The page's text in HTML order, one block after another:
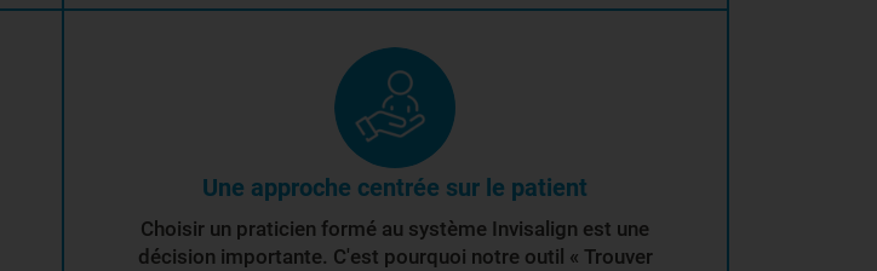
Une approche centrée sur le patient
Choisir un praticien formé au système Invisalign est une
décision importante. C'est pourquoi notre outil « Trouver